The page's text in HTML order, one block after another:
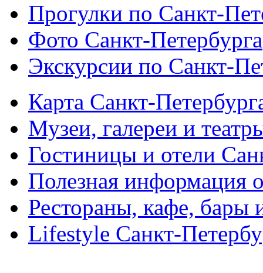
Прогулки по Санкт-
Фото Санкт-Петербурга
Экскурсии по Санкт-
Карта Санкт-
Музеи, галереи и
Гостиницы и отели
Полезная информация
Рестораны, кафе, бары
Lifestyle Санкт-